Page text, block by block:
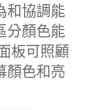
和協調能
分顏色能
板可照顧
顏色和亮